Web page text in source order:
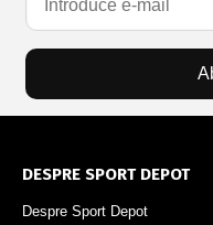
DESPRE SPORT DEPOT
Despre Sport Depot